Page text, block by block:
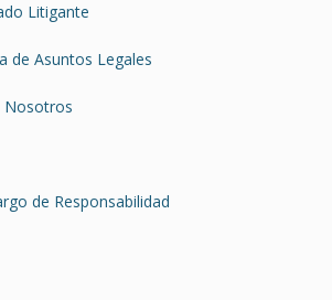
Litigante
de Asuntos Legales
Nosotros
de Responsabilidad